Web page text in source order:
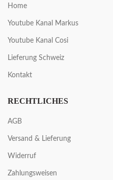
Home
Youtube Kanal Markus
Youtube Kanal Cosi
Lieferung Schweiz
Kontakt
RECHTLICHES
AGB
Versand & Lieferung
Widerruf
Zahlungsweisen